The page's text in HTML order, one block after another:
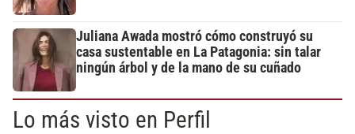
Juliana Awada mostró cómo construyó su
casa sustentable en La Patagonia: sin talar
ningún árbol y de la mano de su cuñado
Lo más visto en Perfil